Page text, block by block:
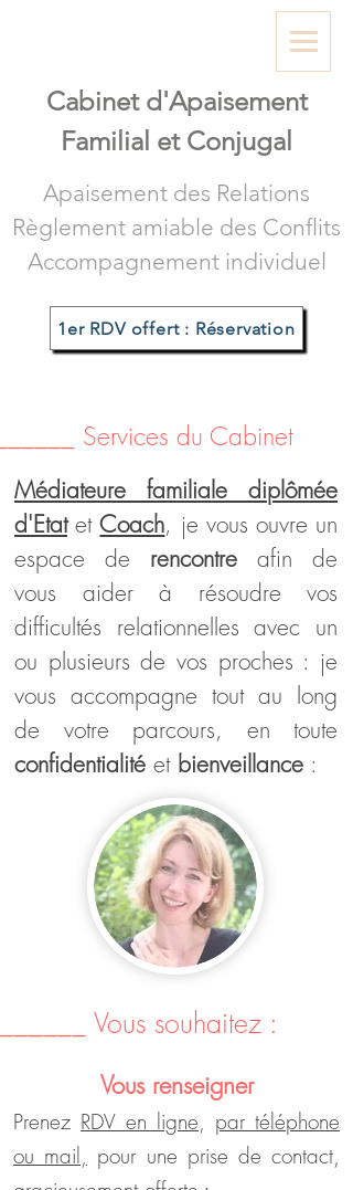
Cabinet d'Apaisement
Familial et Conjugal
Apaisement des Relations
Règlement amiable des Conflits
Accompagnement individuel
1er RDV offert : Réservation
Services du Cabinet
Médiateure familiale diplômée
d'Etat etCoach, je vous ouvre un
espace de rencontre afin de
vous aider à résoudre vos
difficultés relationnelles avec un
ou plusieurs de vos proches : je
vous accompagne tout au long
de votre parcours, en toute
confidentialité et bienveillance :
______ Vous souhaitez :
Vous renseigner
Prenez RDV en ligne, par téléphone
ou mail, pour une prise de contact,